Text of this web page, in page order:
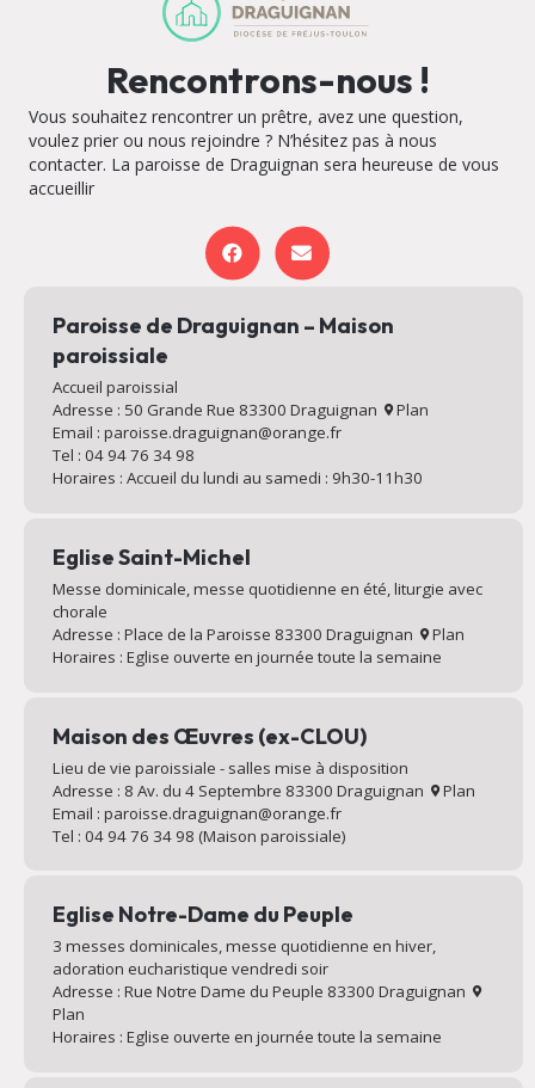
Rencontrons-nous !
Vous souhaitez rencontrer un prêtre, avez une question,
voulez prier ou nous rejoindre ? N’hésitez pas à nous
contacter. La paroisse de Draguignan sera heureuse de vous
accueillir
Paroisse de Draguignan – Maison
paroissiale
Accueil paroissial
Adresse : 50 Grande Rue 83300 Draguignan
Plan
Email : paroisse.draguignan@orange.fr
Tel : 04 94 76 34 98
Horaires : Accueil du lundi au samedi : 9h30-11h30
Eglise Saint-Michel
Messe dominicale, messe quotidienne en été, liturgie avec
chorale
Adresse : Place de la Paroisse 83300 Draguignan
Plan
Horaires : Eglise ouverte en journée toute la semaine
Maison des Œuvres (ex-CLOU)
Lieu de vie paroissiale - salles mise à disposition
Adresse : 8 Av. du 4 Septembre 83300 Draguignan
Plan
Email : paroisse.draguignan@orange.fr
Tel : 04 94 76 34 98 (Maison paroissiale)
Eglise Notre-Dame du Peuple
3 messes dominicales, messe quotidienne en hiver,
adoration eucharistique vendredi soir
Adresse : Rue Notre Dame du Peuple 83300 Draguignan
Plan
Horaires : Eglise ouverte en journée toute la semaine